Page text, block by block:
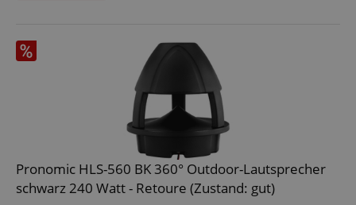
Pronomic HLS-560 BK 360° Outdoor-Lautsprecher
schwarz 240 Watt - Retoure (Zustand: gut)